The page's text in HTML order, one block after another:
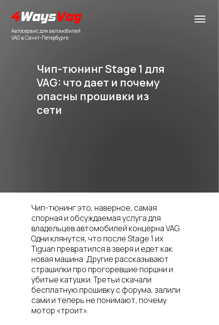
Чип-тюнинг Stage 1 для
VAG: что дает и почему
опасны прошивки из
сети
Автосервис для автомобилей
VAG в Санкт-Петербурге
Чип-тюнинг это, наверное, самая
спорная и обсуждаемая услуга для
владельцев автомобилей концерна VAG.
Одни клянутся, что после Stage 1 их
Tiguan превратился в зверя и едет как
новая машина. Другие рассказывают
страшилки про прогоревшие поршни и
убитые катушки. Третьи скачали
бесплатную прошивку с форума, залили
сами и теперь не понимают, почему
мотор «троит».